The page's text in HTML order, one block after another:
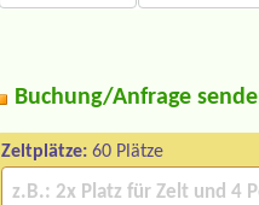
Buchung/Anfrage
Zeltplätze: 60 Plätze